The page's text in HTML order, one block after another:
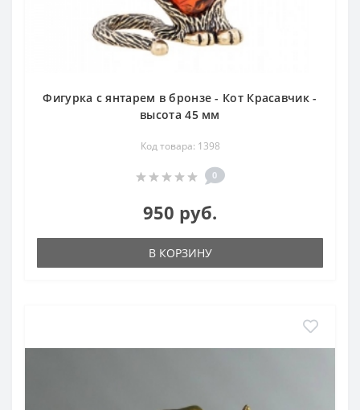
Фигурка с янтарем в бронзе - Кот Красавчик -
высота 45 мм
Код товара: 1398
0
950 руб.
В КОРЗИНУ